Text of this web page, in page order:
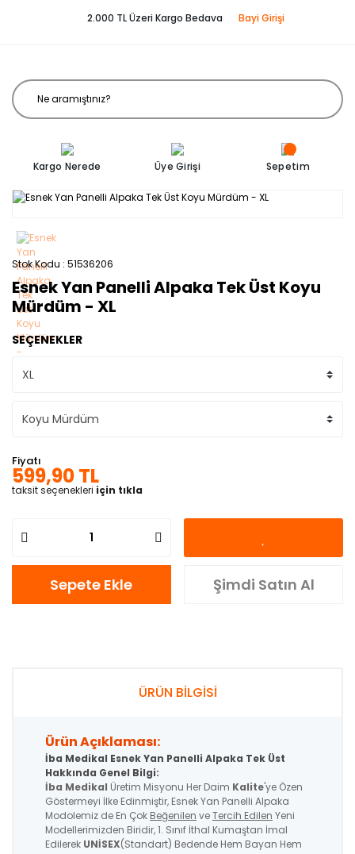
2.000 TL Üzeri Kargo Bedava Bayi Girişi
Kargo Nerede Üye Girişi Sepetim
Stok Kodu 51536206
Esnek Yan Panelli Alpaka Tek Üst Koyu
Mürdüm - XL
SEÇENEKLER
Fiyatı
599,90 TL
taksit seçenekleri için tıkla
Sepete Ekle Şimdi Satın Al
ÜRÜN BİLGİSİ
Ürün Açıklaması:
İba Medikal Esnek Yan Panelli Alpaka Tek Üst
Hakkında Genel Bilgi:
İba Medikal Üretim Misyonu Her Daim Kalite'ye Özen
Göstermeyi İlke Edinmiştir, Esnek Yan Panelli Alpaka
Modolemiz de En Çok Beğenilen veTercih Edilen Yeni
Modellerimizden Biridir, 1. Sınıf İthal Kumaştan İmal
Edilerek UNİSEX(Standart) Bedende Hem Bayan Hem